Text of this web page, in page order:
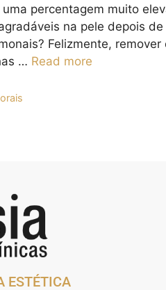
percentagem muito
na pele depois
Felizmente,
… Read more
ESTÉTICA